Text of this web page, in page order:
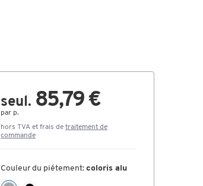
seul. 85,79 €
par p.
hors TVA et frais de traitement de
commande
Couleur du piétement: coloris alu